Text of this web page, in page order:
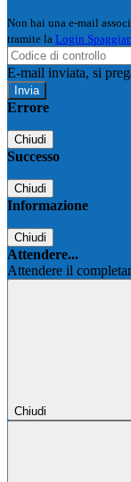
Non hai una e-mail
tramite la Login
E-mail inviata, si
Errore
Chiudi
Successo
Chiudi
Informazione
Chiudi
Attendere...
Attendere il
Chiudi